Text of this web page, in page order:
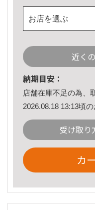
お店を選ぶ
近く
納期目安：
店舗在庫不足の為、
2026.08.18 13:13頃
受け取り
カ